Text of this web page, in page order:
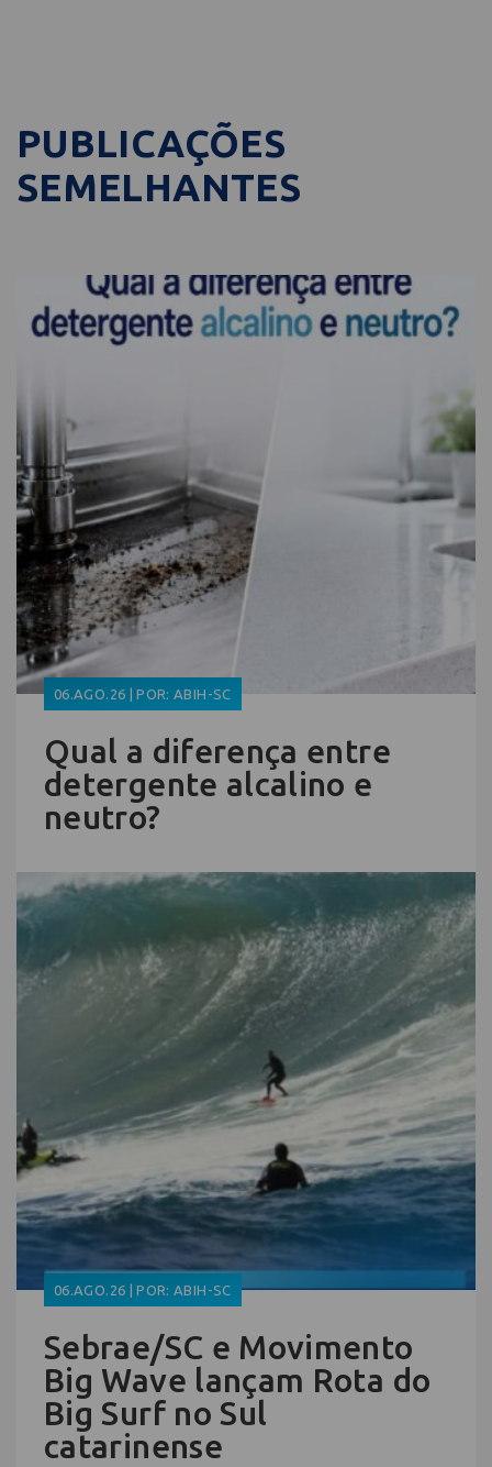
PUBLICAÇÕES
SEMELHANTES
06.AGO.26 | POR: ABIH-SC
Qual a diferença entre
detergente alcalino e
neutro?
06.AGO.26 | POR: ABIH-SC
Sebrae/SC e Movimento
Big Wave lançam Rota do
Big Surf no Sul
catarinense